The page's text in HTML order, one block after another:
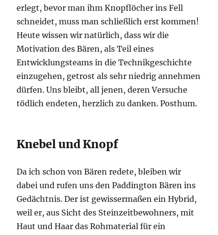
erlegt, bevor man ihm Knopflöcher ins Fell
schneidet, muss man schließlich erst kommen!
Heute wissen wir natürlich, dass wir die
Motivation des Bären, als Teil eines
Entwicklungsteams in die Technikgeschichte
einzugehen, getrost als sehr niedrig annehmen
dürfen. Uns bleibt, all jenen, deren Versuche
tödlich endeten, herzlich zu danken. Posthum.
Knebel und Knopf
Da ich schon von Bären redete, bleiben wir
dabei und rufen uns den Paddington Bären ins
Gedächtnis. Der ist gewissermaßen ein Hybrid,
weil er, aus Sicht des Steinzeitbewohners, mit
Haut und Haar das Rohmaterial für ein